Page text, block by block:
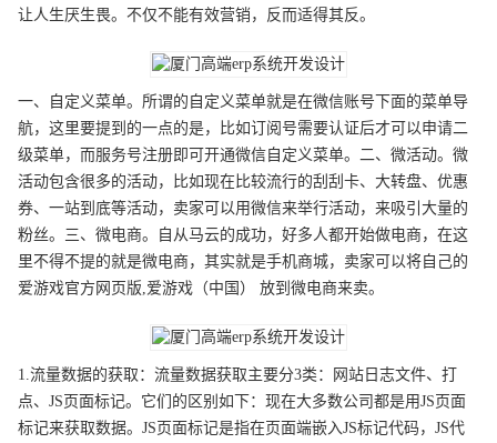
让人生厌生畏。不仅不能有效营销，反而适得其反。
一、自定义菜单。所谓的自定义菜单就是在微信账号下面的菜单导
航，这里要提到的一点的是，比如订阅号需要认证后才可以申请二
级菜单，而服务号注册即可开通微信自定义菜单。二、微活动。微
活动包含很多的活动，比如现在比较流行的刮刮卡、大转盘、优惠
券、一站到底等活动，卖家可以用微信来举行活动，来吸引大量的
粉丝。三、微电商。自从马云的成功，好多人都开始做电商，在这
里不得不提的就是微电商，其实就是手机商城，卖家可以将自己的
爱游戏官方网页版,爱游戏（中国） 放到微电商来卖。
1.流量数据的获取：流量数据获取主要分3类：网站日志文件、打
点、JS页面标记。它们的区别如下：现在大多数公司都是用JS页面
标记来获取数据。JS页面标记是指在页面端嵌入JS标记代码，JS代